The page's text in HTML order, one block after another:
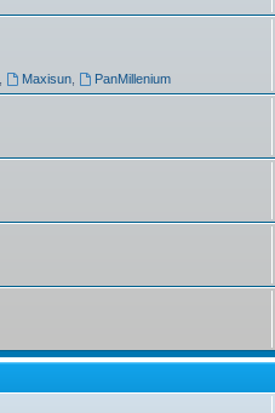
Maxisun PanMillenium